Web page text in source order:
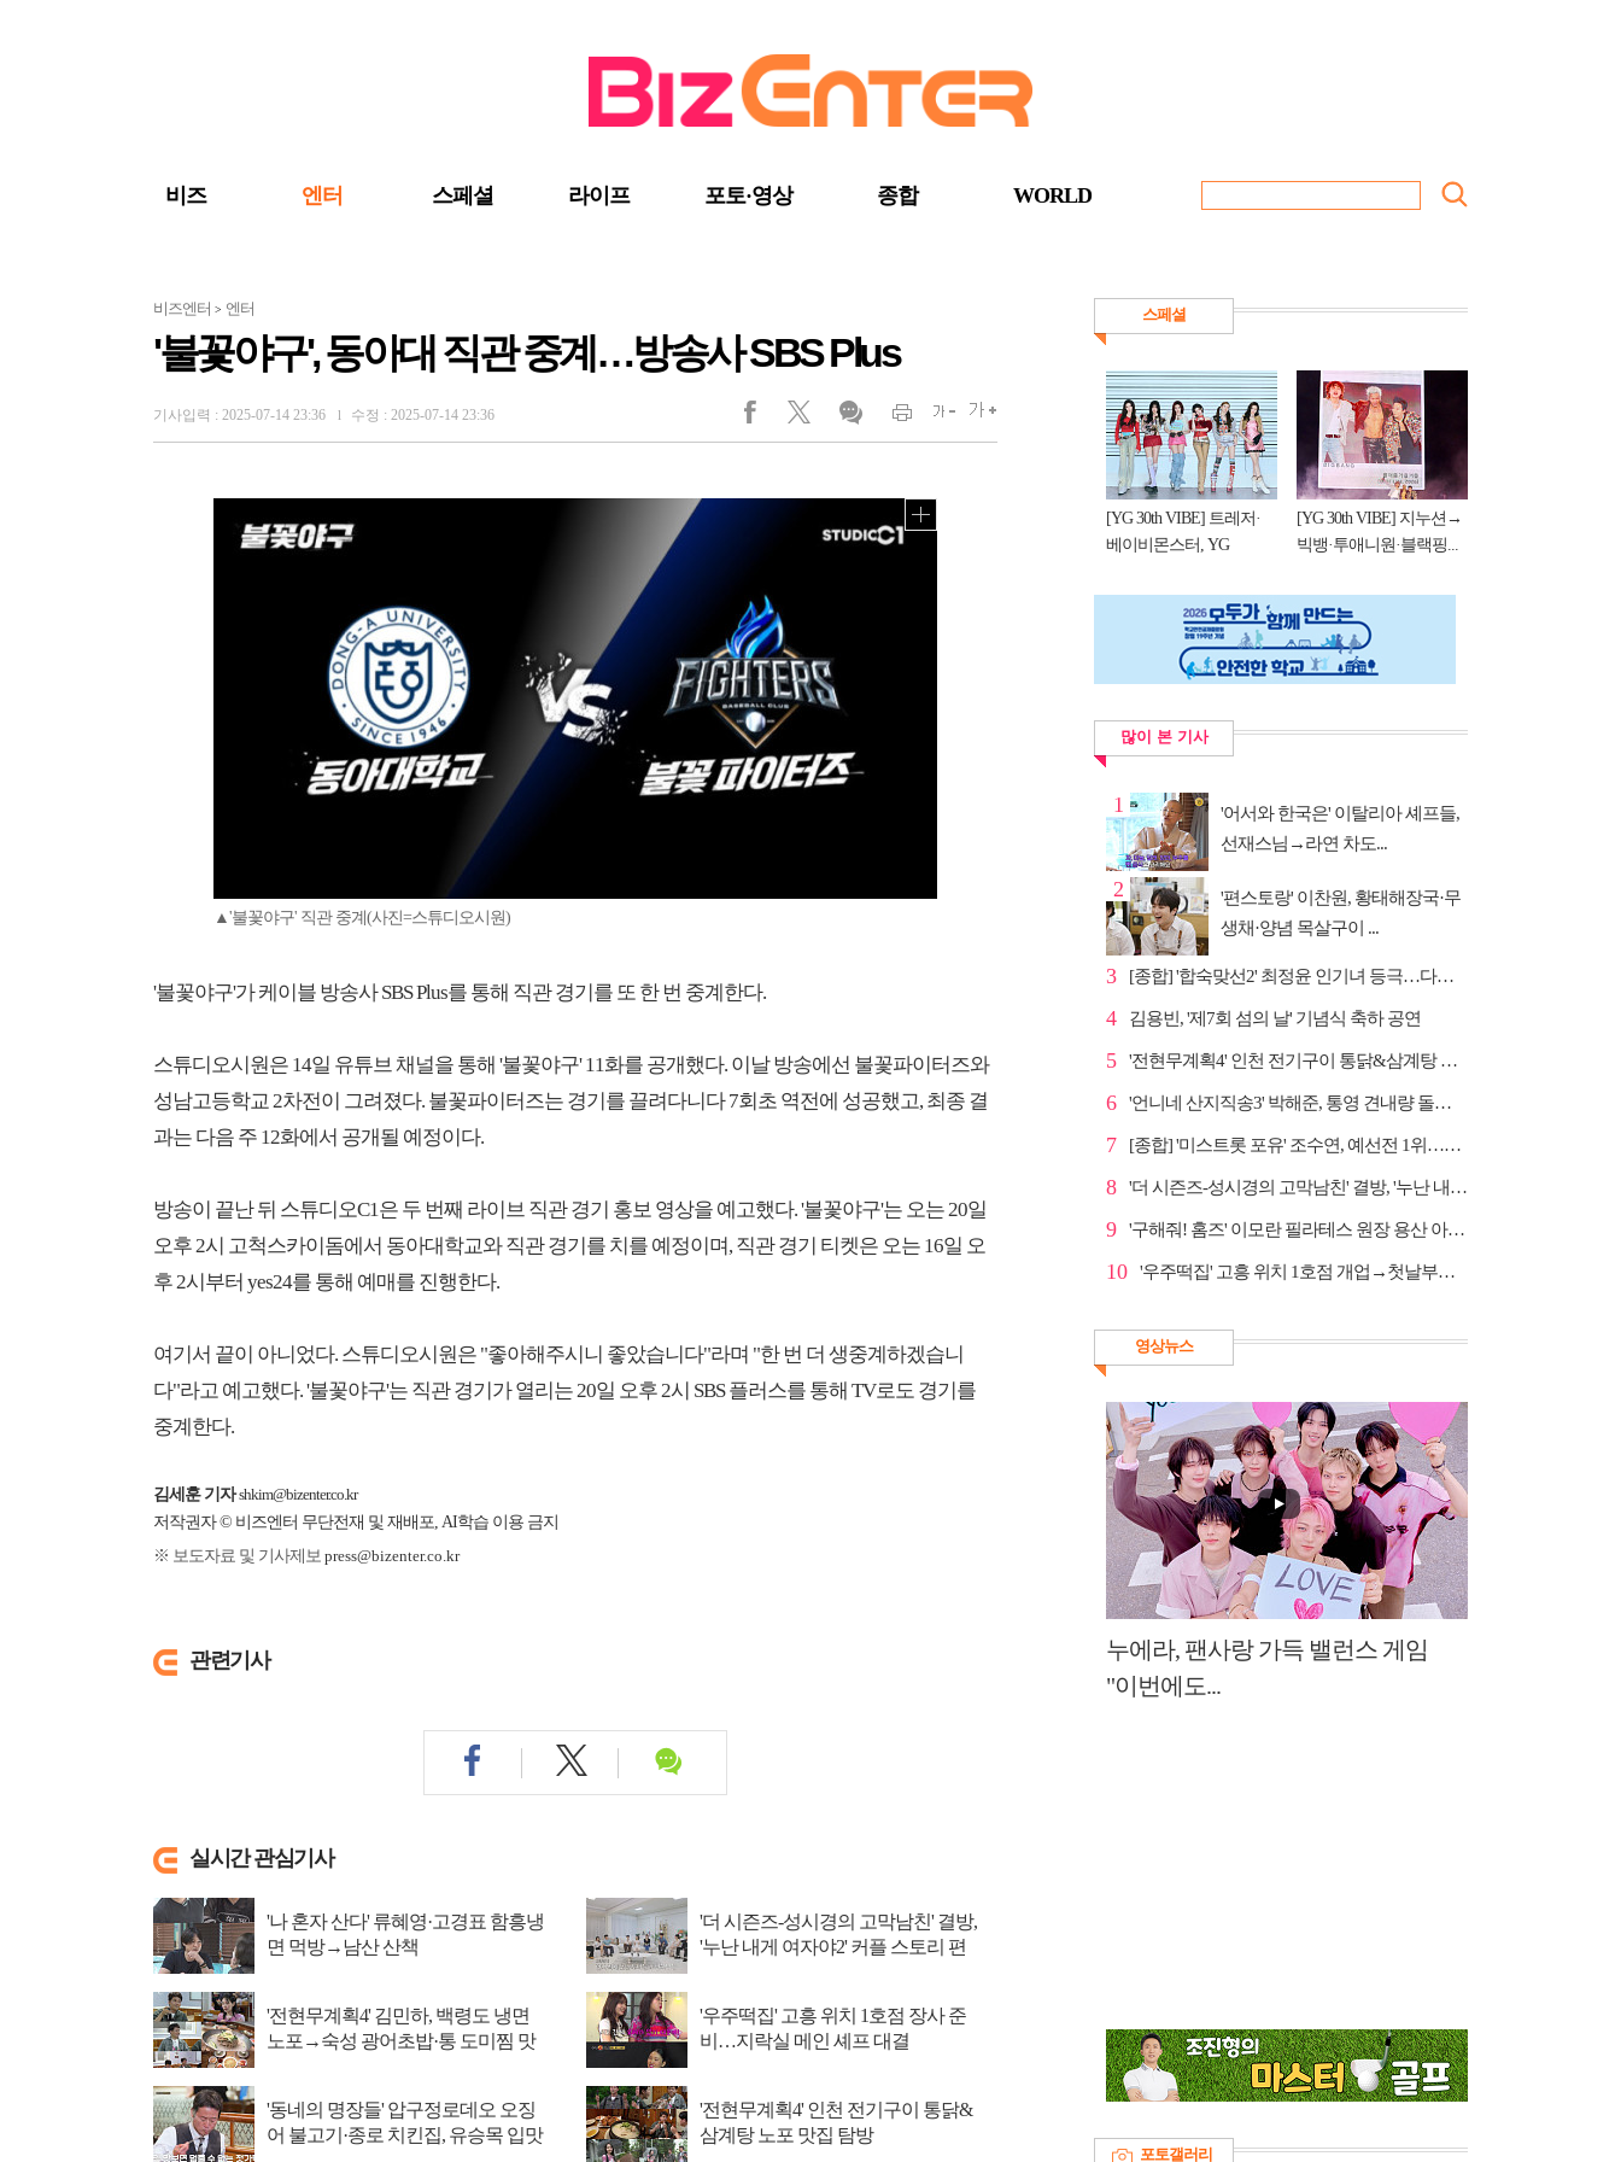
비즈 엔터 스페셜 라이프 포토·영상 종합 WORLD
비즈엔터 > 엔터
'불꽃야구', 동아대 직관 중계…방송사 SBS Plus
기사입력 : 2025-07-14 23:36 l 수정 : 2025-07-14 23:36
▲'불꽃야구' 직관 중계(사진=스튜디오시원)
'불꽃야구'가 케이블 방송사 SBS Plus를 통해 직관 경기를 또 한 번 중계한다.
스튜디오시원은 14일 유튜브 채널을 통해 '불꽃야구' 11화를 공개했다. 이날 방송에선 불꽃파이터즈와
성남고등학교 2차전이 그려졌다. 불꽃파이터즈는 경기를 끌려다니다 7회초 역전에 성공했고, 최종 결
과는 다음 주 12화에서 공개될 예정이다.
방송이 끝난 뒤 스튜디오C1은 두 번째 라이브 직관 경기 홍보 영상을 예고했다. '불꽃야구'는 오는 20일
오후 2시 고척스카이돔에서 동아대학교와 직관 경기를 치를 예정이며, 직관 경기 티켓은 오는 16일 오
후 2시부터 yes24를 통해 예매를 진행한다.
여기서 끝이 아니었다. 스튜디오시원은 "좋아해주시니 좋았습니다"라며 "한 번 더 생중계하겠습니
다"라고 예고했다. '불꽃야구'는 직관 경기가 열리는 20일 오후 2시 SBS 플러스를 통해 TV로도 경기를
중계한다.
김세훈 기자 shkim@bizenter.co.kr
저작권자 © 비즈엔터 무단전재 및 재배포, AI학습 이용 금지
※ 보도자료 및 기사제보 press@bizenter.co.kr
관련기사
실시간 관심기사
'나 혼자 산다' 류혜영·고경표 함흥냉
면 먹방→남산 산책
'더 시즌즈-성시경의 고막남친' 결방,
'누난 내게 여자야2' 커플 스토리 편
'전현무계획4' 김민하, 백령도 냉면
노포→숙성 광어초밥·통 도미찜 맛
'우주떡집' 고흥 위치 1호점 장사 준
비…지락실 메인 셰프 대결
'동네의 명장들' 압구정로데오 오징
어 불고기·종로 치킨집, 유승목 입맛
'전현무계획4' 인천 전기구이 통닭&
삼계탕 노포 맛집 탐방
스페셜
[YG 30th VIBE] 트레저·
베이비몬스터, YG
[YG 30th VIBE] 지누션→
빅뱅·투애니원·블랙핑...
많이 본 기사
1
'어서와 한국은' 이탈리아 셰프들,
선재스님→라연 차도...
2
'편스토랑' 이찬원, 황태해장국·무
생채·양념 목살구이 ...
3 [종합] '합숙맞선2' 최정윤 인기녀 등극…다음주 마지막...
4 김용빈, '제7회 섬의 날' 기념식 축하 공연
5 '전현무계획4' 인천 전기구이 통닭&삼계탕 노포 맛집 탐방
6 '언니네 산지직송3' 박해준, 통영 견내량 돌미역 조업 ...
7 [종합] '미스트롯 포유' 조수연, 예선전 1위…신윤승 지...
8 '더 시즌즈-성시경의 고막남친' 결방, '누난 내게 여자...
9 '구해줘! 홈즈' 이모란 필라테스 원장 용산 아파트 방...
10 '우주떡집' 고흥 위치 1호점 개업→첫날부터 大위기
영상뉴스
누에라, 팬사랑 가득 밸런스 게임
"이번에도...
포토갤러리